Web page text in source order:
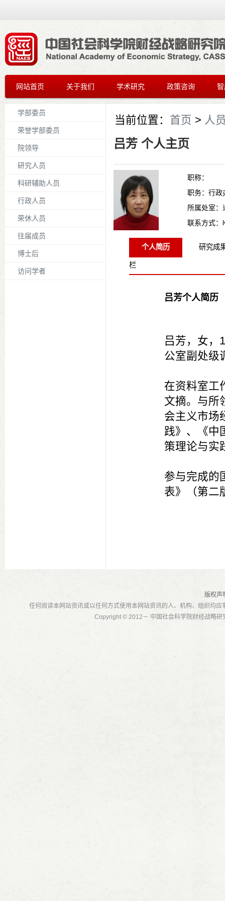
网站首页 关于我们 学术研究 政策咨询
学部委员
荣誉学部委员
院领导
研究人员
科研辅助人员
行政人员
荣休人员
往届成员
博士后
访问学者
当前位置： 首页 > 人
吕芳 个人主页
职称：
职务： 行政
所属处室：
联系方式：
个人简历 研究成
栏
吕芳个人简历
吕芳，女，
公室副处级
在资料室工
文摘。与所
会主义市场
践》、《中
策理论与实
参与完成的
表》（第二
英文简介：
Lv Fang,
in 1980.
版权声
任何阅读本网站资讯或以任何方式使用本网站资讯的人、机构、组织均应
Copyright © 2012－ 中国社会科学院财经战略